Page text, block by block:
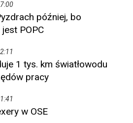
później, bo
POPC
1 tys. km światłowodu
pracy
w OSE